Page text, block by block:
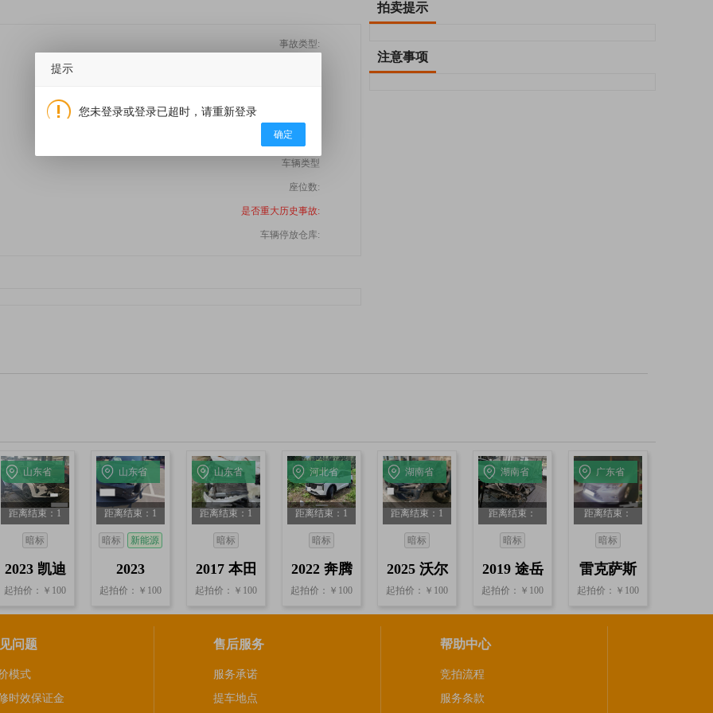
事故类型:
使用性质:
车辆类型
座位数:
是否重大历史事故:
车辆停放仓库:
拍卖提示
注意事项
山东省
烟台
距离结束：1
天7小时2分
暗标
2023 凯迪
拉克CT4
起拍价：￥100
山东省
烟台
距离结束：1
天7小时2分
暗标 新能源
2023
Model Y
起拍价：￥100
山东省
临沂
距离结束：1
天7小时2分
暗标
2017 本田
CR-V 2.0L
起拍价：￥100
河北省
保定
距离结束：1
天6小时59分
暗标
2022 奔腾
T55 1.5T
起拍价：￥100
湖南省
衡阳
距离结束：1
天6小时28分
暗标
2025 沃尔
沃S60 2.0T
起拍价：￥100
湖南省
邵阳
距离结束：
14小时39分
暗标
2019 途岳
1.4T自动
起拍价：￥100
广东省
广州市
距离结束：
14小时18分
暗标
雷克萨斯
ES
起拍价：￥100
问题
模式
时效保证金
售后服务
服务承诺
提车地点
帮助中心
竞拍流程
服务条款
提示
您未登录或登录已超时，请重新登录
确定